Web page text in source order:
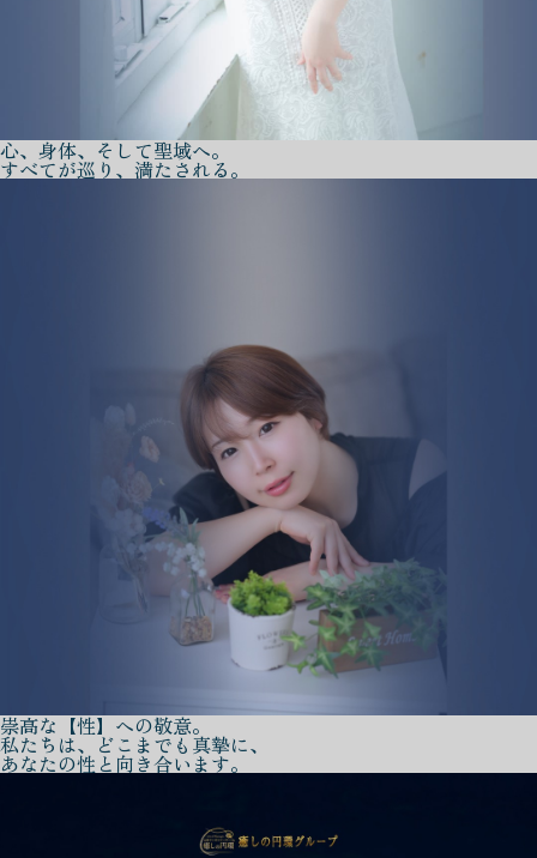
心、身体、そして聖域へ。
すべてが巡り、満たされる。
崇高な【性】への敬意。
私たちは、どこまでも真摯に、
あなたの性と向き合います。